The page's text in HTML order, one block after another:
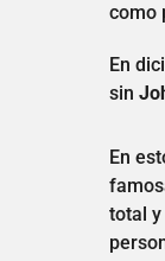
como
En
sin
En
total y